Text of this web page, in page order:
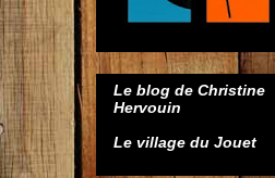
Le blog de Christine
Hervouin
Le village du Jouet